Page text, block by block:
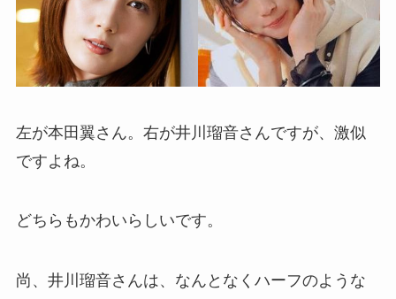
左が本田翼さん。右が井川瑠音さんですが、激似
ですよね。
どちらもかわいらしいです。
尚、井川瑠音さんは、なんとなくハーフのような